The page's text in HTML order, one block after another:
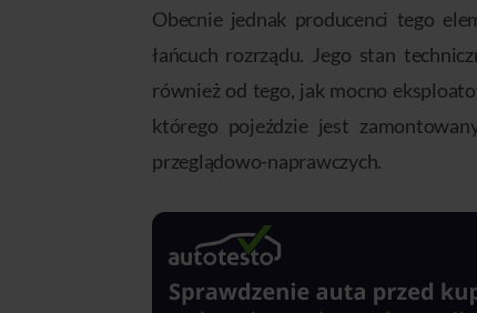
Obecnie jednak producenci tego
łańcuch rozrządu. Jego stan
również od tego, jak mocno
którego pojeździe jest
przeglądowo-naprawczych.